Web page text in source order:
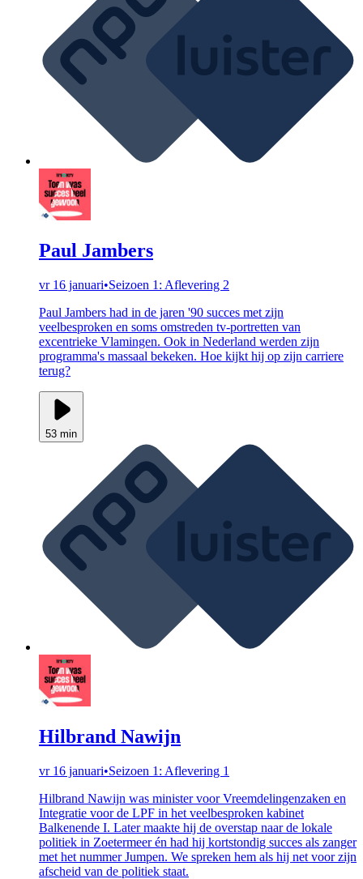
Paul Jambers
vr 16 januari•Seizoen 1: Aflevering 2
Paul Jambers had in de jaren '90 succes met zijn
veelbesproken en soms omstreden tv-portretten van
excentrieke Vlamingen. Ook in Nederland werden zijn
programma's massaal bekeken. Hoe kijkt hij op zijn carriere
terug?
53 min
Hilbrand Nawijn
vr 16 januari•Seizoen 1: Aflevering 1
Hilbrand Nawijn was minister voor Vreemdelingenzaken en
Integratie voor de LPF in het veelbesproken kabinet
Balkenende I. Later maakte hij de overstap naar de lokale
politiek in Zoetermeer én had hij kortstondig succes als zanger
met het nummer Jumpen. We spreken hem als hij net voor zijn
afscheid van de politiek staat.